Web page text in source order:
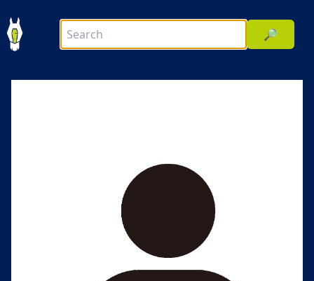
🔎